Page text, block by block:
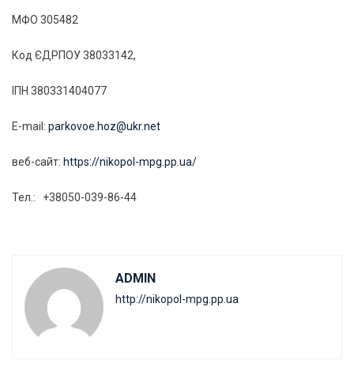
МФО 305482
Код ЄДРПОУ 38033142,
ІПН 380331404077
E-mail: parkovoe.hoz@ukr.net
веб-сайт: https://nikopol-mpg.pp.ua/
Тел.: +38050-039-86-44
ADMIN
http://nikopol-mpg.pp.ua